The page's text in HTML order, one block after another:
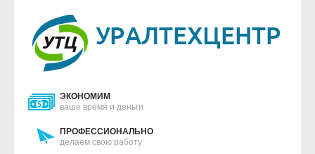
ЭКОНОМИМ
ваше время и деньги
ПРОФЕССИОНАЛЬНО
делаем свою работу